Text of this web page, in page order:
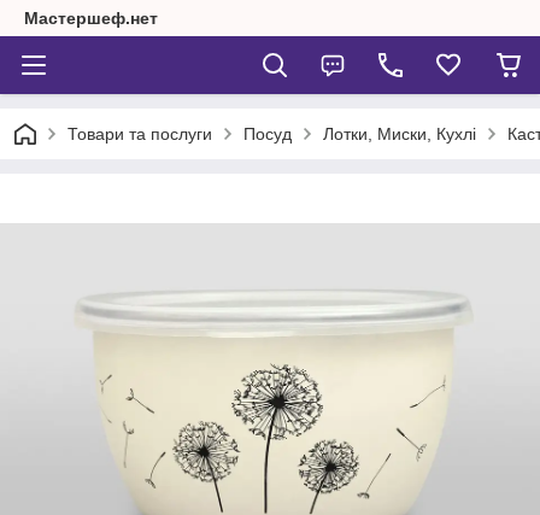
Мастершеф.нет
Товари та послуги Посуд Лотки, Миски, Кухлі